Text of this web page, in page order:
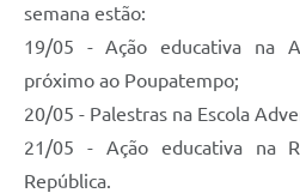
semana estão:
19/05 - Ação educativa na
próximo ao Poupatempo;
20/05 - Palestras na Escola
21/05 - Ação educativa na
República.